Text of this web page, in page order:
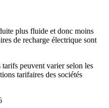
plus fluide et donc moins
de recharge électrique sont
peuvent varier selon les
tarifaires des sociétés